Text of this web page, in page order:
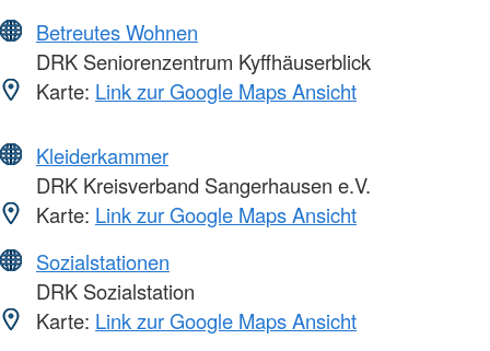
Betreutes Wohnen
DRK Seniorenzentrum Kyffhäuserblick
Karte: Link zur Google Maps Ansicht
Kleiderkammer
DRK Kreisverband Sangerhausen e.V.
Karte: Link zur Google Maps Ansicht
Sozialstationen
DRK Sozialstation
Karte: Link zur Google Maps Ansicht